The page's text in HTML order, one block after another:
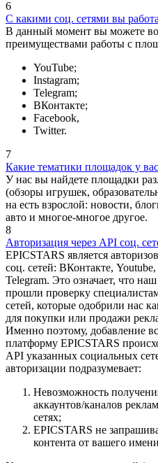
6
С какими соц. сетями вы
В данный момент вы можете
преимуществами работы с
YouTube;
Instagram;
Telegram;
ВКонтакте;
Facebook,
Twitter.
7
Какие тематики площадок у вас
У нас вы найдете площадки
(обзоры игрушек,
на есть взрослой: новости,
авто и многое-многое другое.
8
Авторизация через API соц.
EPICSTARS является
соц. сетей: ВКонтакте,
Telegram. Это означает, что
прошли проверку
сетей, которые одобрили нас
для покупки или продажи
Именно поэтому, добавление
платформу EPICSTARS
API указанных социальных
авторизации подразумевает:
Невозможность
аккаунтов/каналов
сетях;
EPICSTARS не
контента от вашего